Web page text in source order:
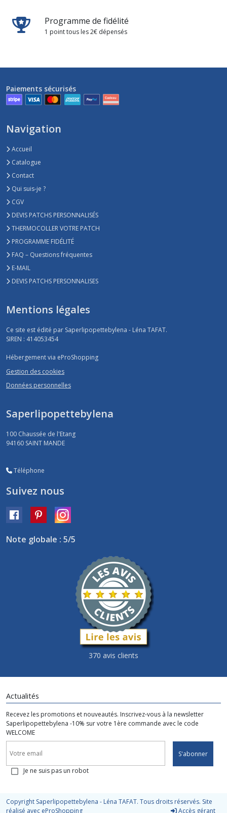
Programme de fidélité
1 point tous les 2€ dépensés
Paiements sécurisés
Navigation
Accueil
Catalogue
Contact
Qui suis-je ?
CGV
DEVIS PATCHS PERSONNALISÉS
THERMOCOLLER VOTRE PATCH
PROGRAMME FIDÉLITÉ
FAQ – Questions fréquentes
E-MAIL
DEVIS PATCHS PERSONNALISES
Mentions légales
Ce site est édité par Saperlipopettebylena - Léna TAFAT.
SIREN : 414053454
Hébergement via eProShopping
Gestion des cookies
Données personnelles
Saperlipopettebylena
100 Chaussée de l'Etang
94160 SAINT MANDE
Téléphone
Suivez nous
Note globale : 5/5
370 avis clients
Actualités
Recevez les promotions et nouveautés. Inscrivez-vous à la newsletter
Saperlipopettebylena -10% sur votre 1ère commande avec le code
WELCOME
S'abonner
Je ne suis pas un robot
Copyright Saperlipopettebylena - Léna TAFAT. Tous droits réservés. Site
réalisé avec eProShopping Accès gérant